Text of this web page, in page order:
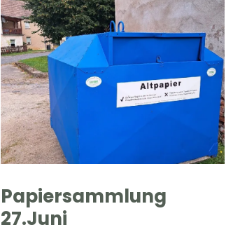
Papiersammlung
27.Juni